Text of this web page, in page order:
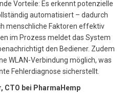
Vorteile: Es erkennt potenzielle
automatisiert – dadurch
menschliche Faktoren effektiv
im Prozess meldet das System
den Bediener. Zudem
WLAN-Verbindung möglich, was
Fehlerdiagnose sicherstellt.
CTO bei PharmaHemp